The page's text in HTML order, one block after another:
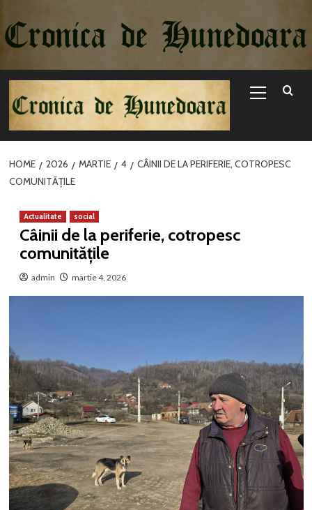
la
conținut
Menu
HOME 2026 MARTIE 4
CÂINII DE LA PERIFERIE, COTROPESC
COMUNITĂȚILE
Actualitate social
Câinii de la periferie, cotropesc
comunitățile
admin martie 4, 2026